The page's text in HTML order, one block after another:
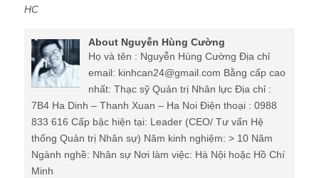
HC
About Nguyễn Hùng Cường
Họ và tên : Nguyễn Hùng Cường Địa chỉ
email: kinhcan24@gmail.com Bằng cấp cao
nhất: Thạc sỹ Quản trị Nhân lực Địa chỉ :
7B4 Ha Dinh – Thanh Xuan – Ha Noi Điện thoại : 0988
833 616 Cấp bậc hiện tại: Leader (CEO/ Tư vấn Hệ
thống Quản trị Nhân sự) Năm kinh nghiệm: > 10 Năm
Ngành nghề: Nhân sự Nơi làm việc: Hà Nội hoặc Hồ Chí
Minh